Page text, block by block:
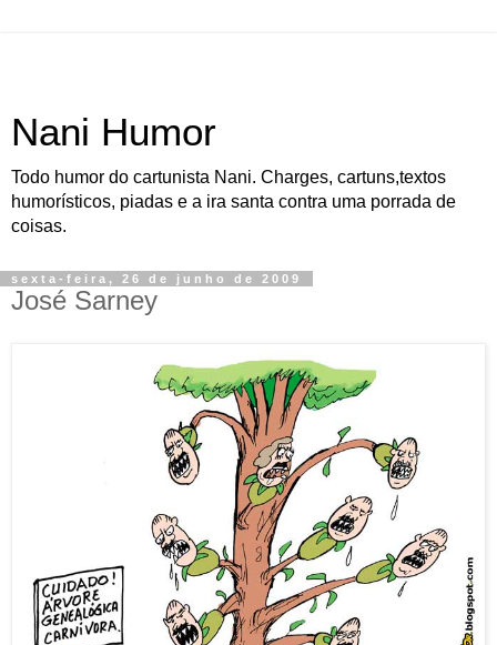
Nani Humor
Todo humor do cartunista Nani. Charges, cartuns,textos
humorísticos, piadas e a ira santa contra uma porrada de
coisas.
sexta-feira, 26 de junho de 2009
José Sarney